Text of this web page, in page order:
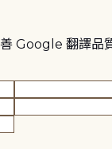
Google 翻譯品